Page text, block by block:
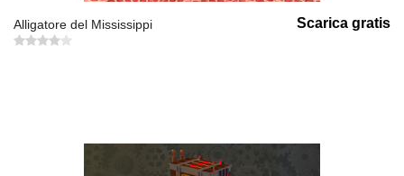
Alligatore del Mississippi Scarica gratis